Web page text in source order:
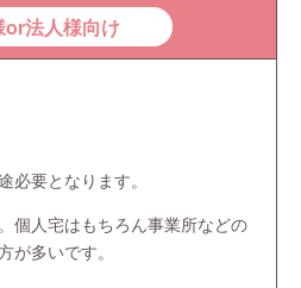
or法人様向け
必要となります。
個人宅はもちろん事業所などの
が多いです。